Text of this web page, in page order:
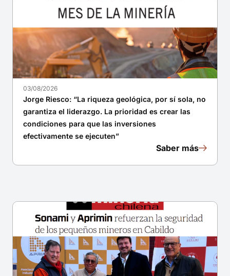
03/08/2026
Jorge Riesco: “La riqueza geológica, por sí sola, no
garantiza el liderazgo. La prioridad es crear las
condiciones para que las inversiones
efectivamente se ejecuten”
Saber más